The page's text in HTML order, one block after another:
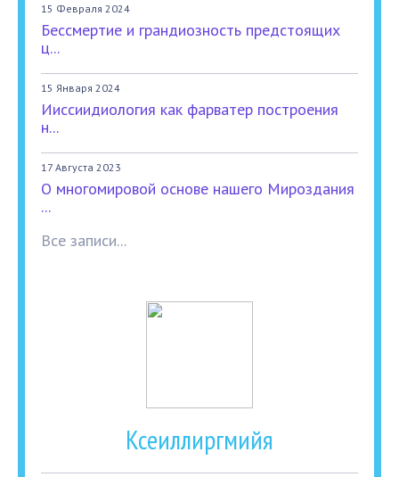
15 Февраля 2024
Бессмертие и грандиозность предстоящих
ц...
15 Января 2024
Ииссиидиология как фарватер построения
н...
17 Августа 2023
О многомировой основе нашего Мироздания
...
Все записи...
Ксеиллиргмийя